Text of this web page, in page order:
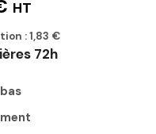
HT
:1,83 €
72h